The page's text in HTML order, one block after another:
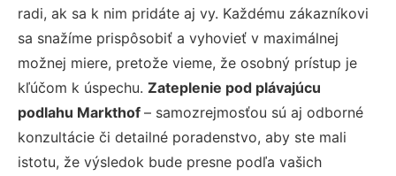
radi, ak sa k nim pridáte aj vy. Každému zákazníkovi
sa snažíme prispôsobiť a vyhovieť v maximálnej
možnej miere, pretože vieme, že osobný prístup je
kľúčom k úspechu. Zateplenie pod plávajúcu
podlahu Markthof – samozrejmosťou sú aj odborné
konzultácie či detailné poradenstvo, aby ste mali
istotu, že výsledok bude presne podľa vašich